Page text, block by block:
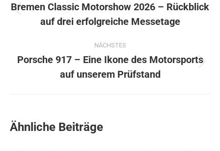
Beitrag:
Bremen Classic Motorshow 2026 – Rückblick
auf drei erfolgreiche Messetage
NÄCHSTES
Beitrag:
Porsche 917 – Eine Ikone des Motorsports
auf unserem Prüfstand
Ähnliche Beiträge